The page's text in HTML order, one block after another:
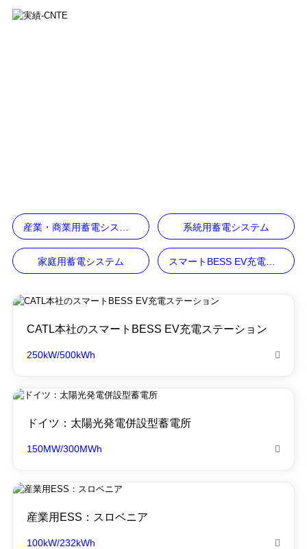
系統用蓄電システム
家庭用蓄電システム
CATL本社のスマートBESS EV充電ステーション
250kW/500kWh 
ドイツ：太陽光発電併設型蓄電所
150MW/300MWh 
産業用ESS：スロベニア
100kW/232kWh 